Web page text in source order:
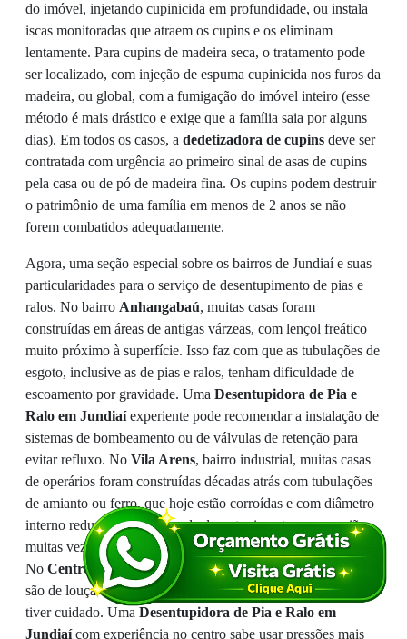
do imóvel, injetando cupinicida em profundidade, ou instala
iscas monitoradas que atraem os cupins e os eliminam
lentamente. Para cupins de madeira seca, o tratamento pode
ser localizado, com injeção de espuma cupinicida nos furos da
madeira, ou global, com a fumigação do imóvel inteiro (esse
método é mais drástico e exige que a família saia por alguns
dias). Em todos os casos, a dedetizadora de cupins deve ser
contratada com urgência ao primeiro sinal de asas de cupins
pela casa ou de pó de madeira fina. Os cupins podem destruir
o patrimônio de uma família em menos de 2 anos se não
forem combatidos adequadamente.
Agora, uma seção especial sobre os bairros de Jundiaí e suas
particularidades para o serviço de desentupimento de pias e
ralos. No bairro Anhangabaú, muitas casas foram
construídas em áreas de antigas várzeas, com lençol freático
muito próximo à superfície. Isso faz com que as tubulações de
esgoto, inclusive as de pias e ralos, tenham dificuldade de
escoamento por gravidade. Uma Desentupidora de Pia e
Ralo em Jundiaíexperiente pode recomendar a instalação de
sistemas de bombeamento ou de válvulas de retenção para
evitar refluxo. No Vila Arens, bairro industrial, muitas casas
de operários foram construídas décadas atrás com tubulações
de amianto ou ferro, que hoje estão corroídas e com diâmetro
interno reduzido. O serviço de desentupimento nessa região
muitas vezes exige a substituição de trechos inteiros de cano.
No Centro
, os imóveis são antigos e os sifões muitas vezes
são de louça ou metal, que podem quebrar se o técnico não
tiver cuidado. Uma Desentupidora de Pia e Ralo em
Jundiaícom experiência no centro sabe usar pressões mais